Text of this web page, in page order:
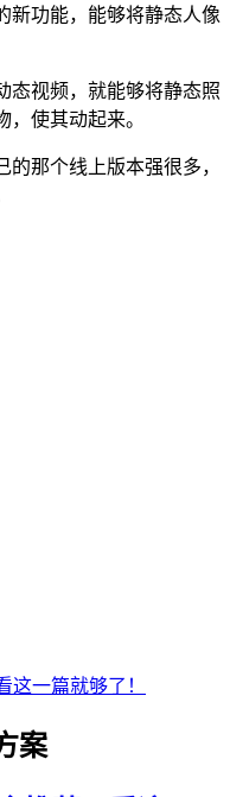
新功能，能够将静态人像
态视频，就能够将静态照
使其动起来。
那个线上版本强很多，
案